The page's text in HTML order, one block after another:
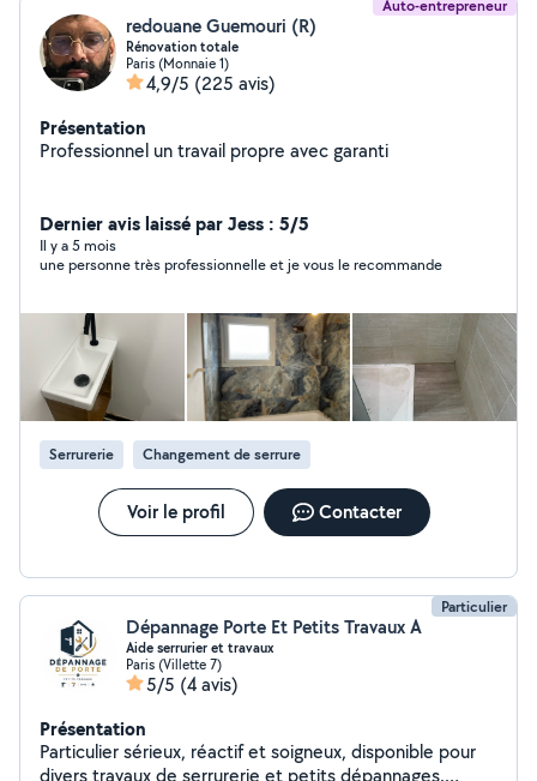
Auto-entrepreneur
redouane Guemouri (R)
Rénovation totale
Paris (Monnaie 1)
4,9/5 (225 avis)
Présentation
Professionnel un travail propre avec garanti
Dernier avis laissé par Jess : 5/5
Il y a 5 mois
une personne très professionnelle et je vous le recommande
Serrurerie Changement de serrure
Voir le profil Contacter
Particulier
Dépannage Porte Et Petits Travaux A
Aide serrurier et travaux
Paris (Villette 7)
5/5 (4 avis)
Présentation
Particulier sérieux, réactif et soigneux, disponible pour
divers travaux de serrurerie et petits dépannages.